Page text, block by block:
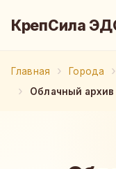
КрепСила
Главная Города
Облачный